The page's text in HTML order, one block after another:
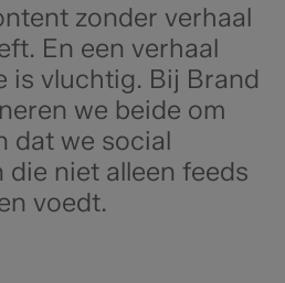
zonder verhaal
En een verhaal
is vluchtig. Bij Brand
we beide om
dat we social
niet alleen feeds
voedt.